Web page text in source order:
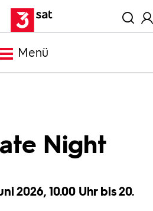
Menü
Night
2026, 10.00 Uhr bis 20.